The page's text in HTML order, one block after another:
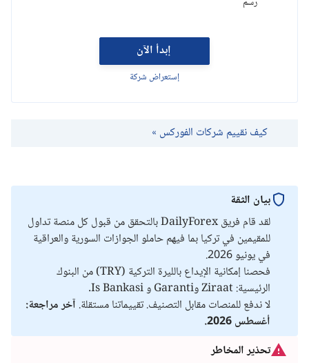
إبدأ الآن
إستعراض شركة
كيف نقييم شركات الفوركس »
بيان الثقة
لقد قام فريق DailyForex بالتحقق من قبول كل منصة تداول
للمقيمين في تركيا بما فيهم حاملو الجوازات السورية والعراقية
في يونيو 2026.
فحصنا إمكانية الإيداع بالليرة التركية (TRY) من البنوك
الرئيسية: Ziraat وGaranti و Is Bankasi.
لا ندفع للمنصات مقابل التصنيف. تقييماتنا مستقلة. آخر مراجعة:
أغسطس 2026.
تحذير المخاطر